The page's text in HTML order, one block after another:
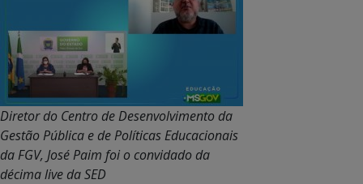
Diretor do Centro de Desenvolvimento da
Gestão Pública e de Políticas Educacionais
da FGV, José Paim foi o convidado da
décima live da SED